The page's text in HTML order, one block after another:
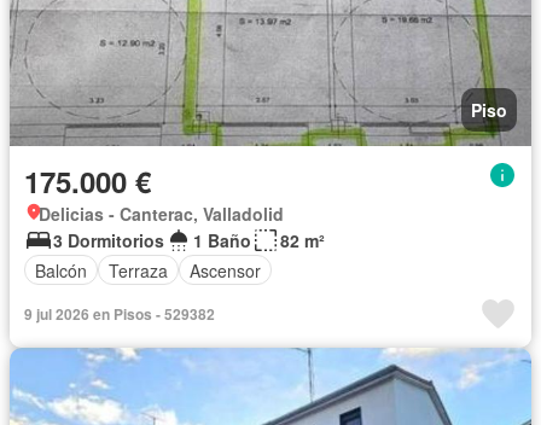
Piso
175.000 €
Delicias - Canterac, Valladolid
3 Dormitorios
1 Baño
82 m²
Balcón
Terraza Ascensor
9 jul 2026 en Pisos - 529382